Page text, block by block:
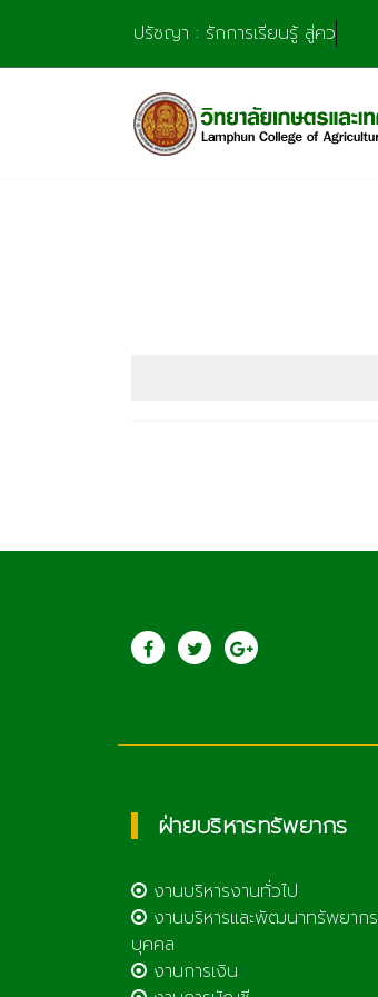
content
ปรัชญา : รักการเรียนรู้ สู่ความ
ฝ่ายบริหารทรัพยากร
งานบริหารงานทั่วไป
งานบริหารและพัฒนาทรัพยากร
บุคคล
งานการเงิน